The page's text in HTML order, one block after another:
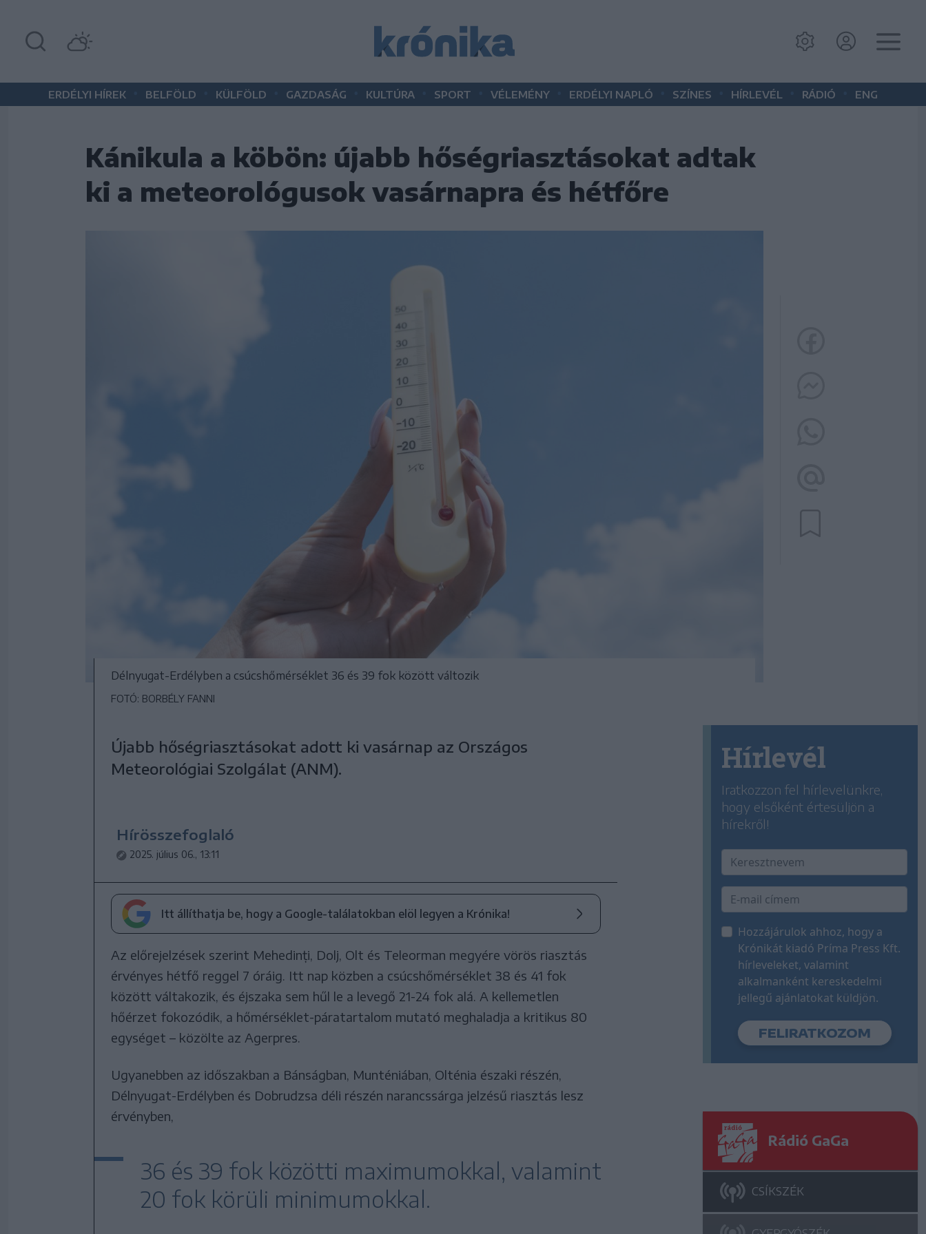
ERDÉLYI HÍREK BELFÖLD KÜLFÖLD GAZDASÁG KULTÚRA SPORT VÉLEMÉNY ERDÉLYI NAPLÓ SZÍNES HÍRLEVÉL RÁDIÓ ENG
Kánikula a köbön: újabb hőségriasztásokat adtak
ki a meteorológusok vasárnapra és hétfőre
Délnyugat-Erdélyben a csúcshőmérséklet 36 és 39 fok között változik
FOTÓ: BORBÉLY FANNI
Újabb hőségriasztásokat adott ki vasárnap az Országos
Meteorológiai Szolgálat (ANM).
Hírösszefoglaló
2025. július 06., 13:11
Itt állíthatja be, hogy a Google-találatokban elöl legyen a Krónika!
Az előrejelzések szerint Mehedinți, Dolj, Olt és Teleorman megyére vörös riasztás
érvényes hétfő reggel 7 óráig. Itt nap közben a csúcshőmérséklet 38 és 41 fok
között váltakozik, és éjszaka sem hűl le a levegő 21-24 fok alá. A kellemetlen
hőérzet fokozódik, a hőmérséklet-páratartalom mutató meghaladja a kritikus 80
egységet – közölte az Agerpres.
Ugyanebben az időszakban a Bánságban, Munténiában, Olténia északi részén,
Délnyugat-Erdélyben és Dobrudzsa déli részén narancssárga jelzésű riasztás lesz
érvényben,
36 és 39 fok közötti maximumokkal, valamint
20 fok körüli minimumokkal.
Hírlevél
Iratkozzon fel hírlevelünkre,
hogy elsőként értesüljön a
hírekről!
Hozzájárulok ahhoz, hogy a
Krónikát kiadó Príma Press Kft.
hírleveleket, valamint
alkalmanként kereskedelmi
jellegű ajánlatokat küldjön.
Rádió GaGa
CSÍKSZÉK